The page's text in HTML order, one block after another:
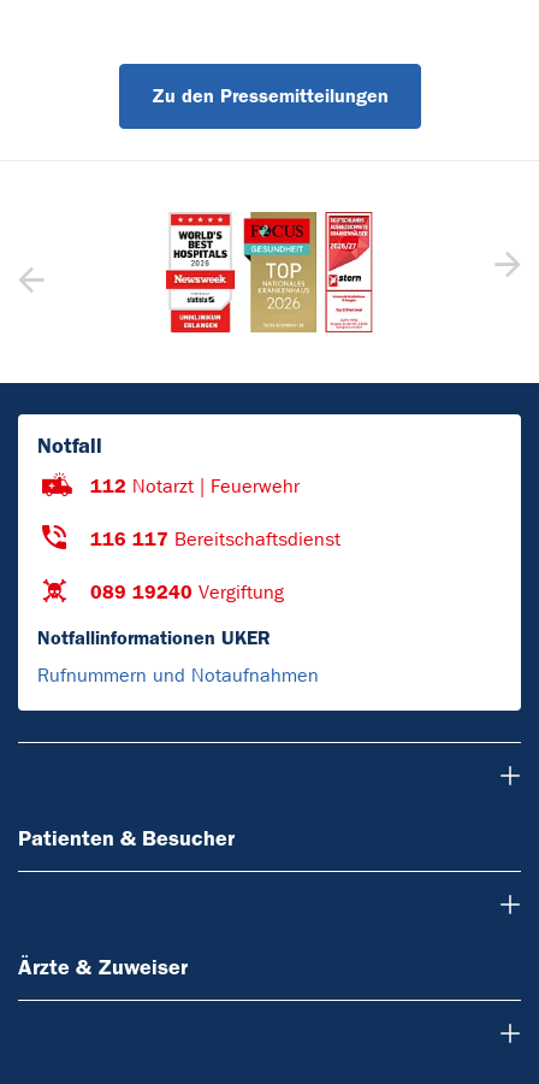
Zu den Pressemitteilungen
Notfall
112 Notarzt | Feuerwehr
116 117 Bereitschaftsdienst
089 19240 Vergiftung
Notfallinformationen UKER
Rufnummern und Notaufnahmen
Patienten & Besucher
Ärzte & Zuweiser